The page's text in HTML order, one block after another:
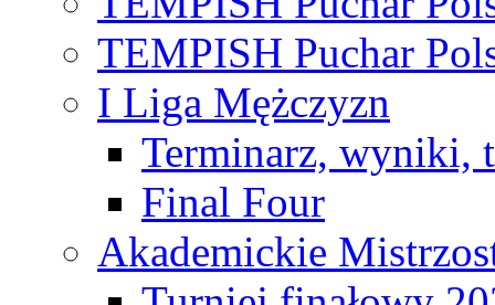
TEMPISH Puchar
I Liga Mężczyzn
Terminarz, wyniki,
Final Four
Akademickie